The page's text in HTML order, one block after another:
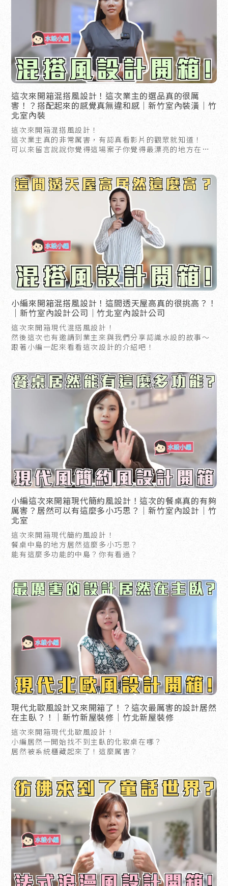
這次來開箱混搭風設計！這次業主的選品真的很厲
害！？搭配起來的感覺真無違和感｜新竹室內裝潢｜竹
北室內裝
這次來開箱混搭風設計！
這次業主真的非常厲害，有認真看影片的觀眾就知道！
可以來留言說說你覺得這場案子你覺得最漂亮的地方在
小編來開箱混搭風設計！這間透天屋高真的很挑高？！
｜新竹室內設計公司｜竹北室內設計公司
這次來開箱現代混搭風設計！
然後這次也有邀請到業主來與我們分享認識水設的故事～
跟著小編一起來看看這次設計的介紹吧！
小編這次來開箱現代簡約風設計！這次的餐桌真的有夠
厲害？居然可以有這麼多小巧思？｜新竹室內設計｜竹
北室
這次來開箱現代簡約風設計！
餐桌中島的地方居然這麼多小巧思？
能有這麼多功能的中島？你有看過？
現代北歐風設計又來開箱了！？這次最厲害的設計居然
在主臥？！｜新竹新屋裝修｜竹北新屋裝修
這次來開箱現代北歐風設計！
小編居然一開始找不到主臥的化妝桌在哪？
居然被系統櫃藏起來了！這麼厲害？